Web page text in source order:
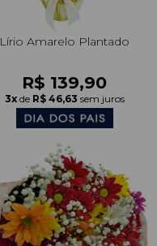
Lírio Amarelo Plantado
R$ 139,90
3x de R$ 46,63 sem juros